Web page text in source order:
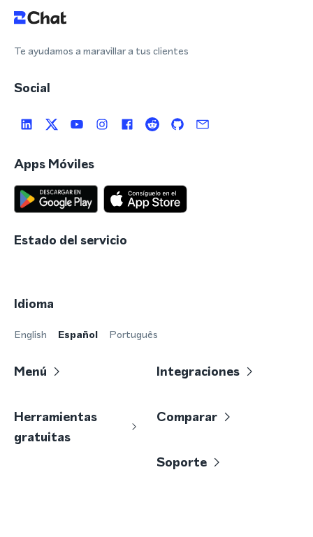
Te ayudamos a maravillar a tus clientes
Social
Apps Móviles
Estado del servicio
Idioma
English Español Português
Menú Integraciones
Herramientas
gratuitas
Comparar
Soporte